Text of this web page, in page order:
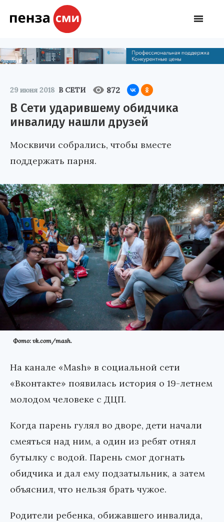
29 июня 2018 В СЕТИ 872
В Сети ударившему обидчика
инвалиду нашли друзей
Москвичи собрались, чтобы вместе
поддержать парня.
Фото: vk.com/mash.
На канале «Mash» в социальной сети
«Вконтакте» появилась история о 19-летнем
молодом человеке с ДЦП.
Когда парень гулял во дворе, дети начали
смеяться над ним, а один из ребят отнял
бутылку с водой. Парень смог догнать
обидчика и дал ему подзатыльник, а затем
объяснил, что нельзя брать чужое.
Родители ребенка, обижавшего инвалида,